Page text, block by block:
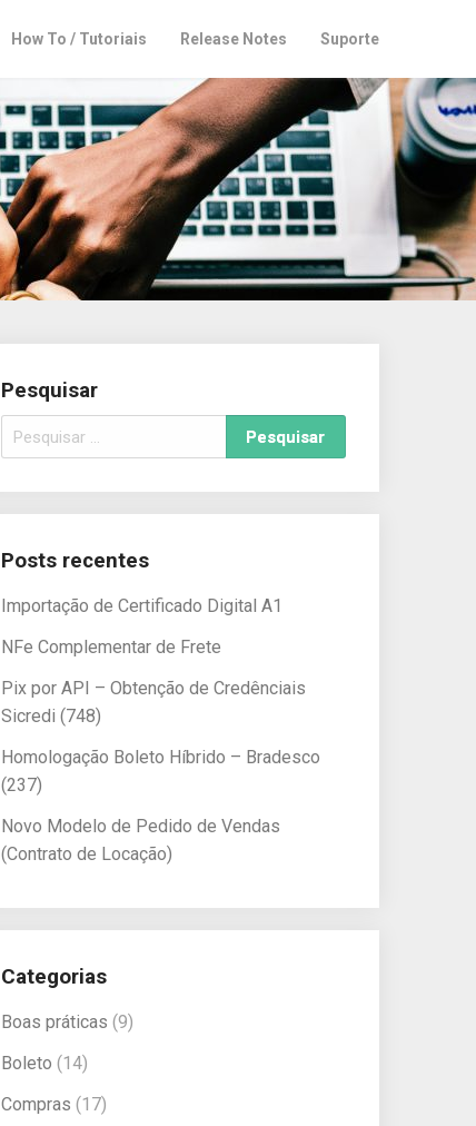
How To / Tutoriais Release Notes Suporte
Pesquisar
Posts recentes
Importação de Certificado Digital A1
NFe Complementar de Frete
Pix por API – Obtenção de Credênciais
Sicredi (748)
Homologação Boleto Híbrido – Bradesco
(237)
Novo Modelo de Pedido de Vendas
(Contrato de Locação)
Categorias
Boas práticas (9)
Boleto (14)
Compras (17)